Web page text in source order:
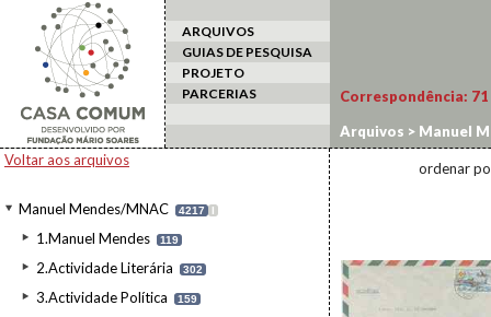
ARQUIVOS
GUIAS DE PESQUISA
PROJETO
PARCERIAS
Voltar aos arquivos
Manuel Mendes/MNAC 4217 I
1.Manuel Mendes 119
2.Actividade Literária 302
3.Actividade Política 159
Correspondência: 71
Arquivos > Manuel
ordenar